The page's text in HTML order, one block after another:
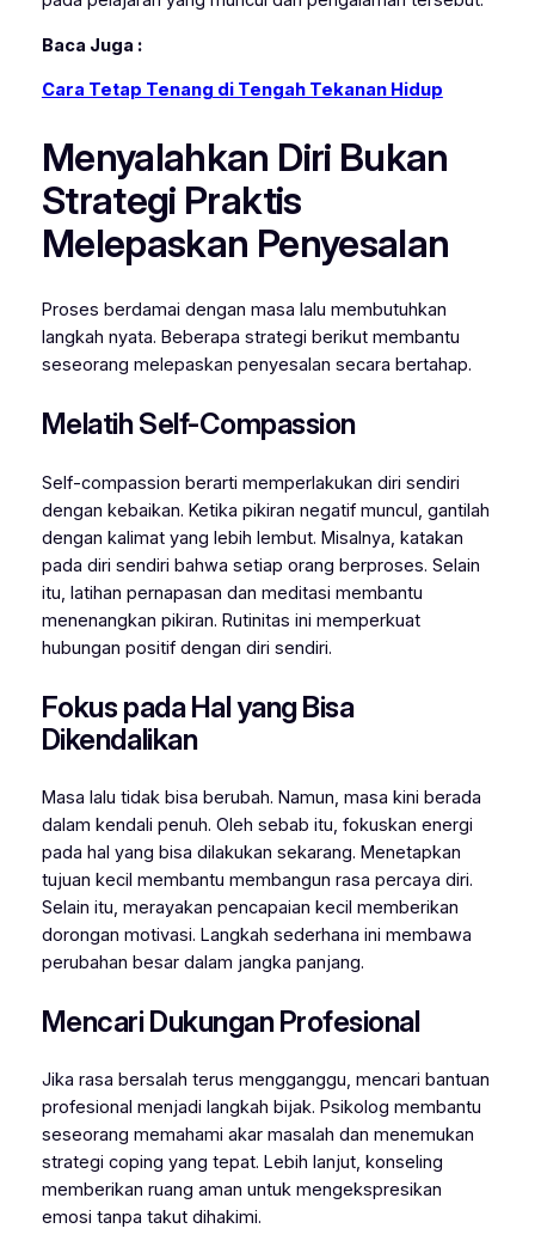
Baca Juga :
Cara Tetap Tenang di Tengah Tekanan Hidup
Menyalahkan Diri Bukan
Strategi Praktis
Melepaskan Penyesalan
Proses berdamai dengan masa lalu membutuhkan
langkah nyata. Beberapa strategi berikut membantu
seseorang melepaskan penyesalan secara bertahap.
Melatih Self-Compassion
Self-compassion berarti memperlakukan diri sendiri
dengan kebaikan. Ketika pikiran negatif muncul, gantilah
dengan kalimat yang lebih lembut. Misalnya, katakan
pada diri sendiri bahwa setiap orang berproses. Selain
itu, latihan pernapasan dan meditasi membantu
menenangkan pikiran. Rutinitas ini memperkuat
hubungan positif dengan diri sendiri.
Fokus pada Hal yang Bisa
Dikendalikan
Masa lalu tidak bisa berubah. Namun, masa kini berada
dalam kendali penuh. Oleh sebab itu, fokuskan energi
pada hal yang bisa dilakukan sekarang. Menetapkan
tujuan kecil membantu membangun rasa percaya diri.
Selain itu, merayakan pencapaian kecil memberikan
dorongan motivasi. Langkah sederhana ini membawa
perubahan besar dalam jangka panjang.
Mencari Dukungan Profesional
Jika rasa bersalah terus mengganggu, mencari bantuan
profesional menjadi langkah bijak. Psikolog membantu
seseorang memahami akar masalah dan menemukan
strategi coping yang tepat. Lebih lanjut, konseling
memberikan ruang aman untuk mengekspresikan
emosi tanpa takut dihakimi.